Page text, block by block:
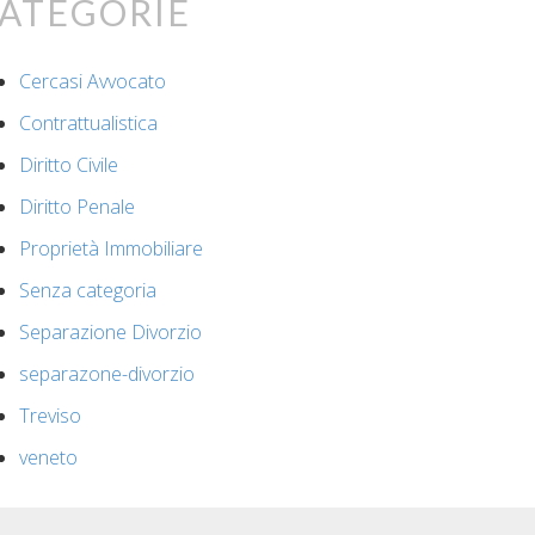
Cercasi Avvocato
Contrattualistica
Diritto Civile
Diritto Penale
Proprietà Immobiliare
Senza categoria
Separazione Divorzio
separazone-divorzio
Treviso
veneto